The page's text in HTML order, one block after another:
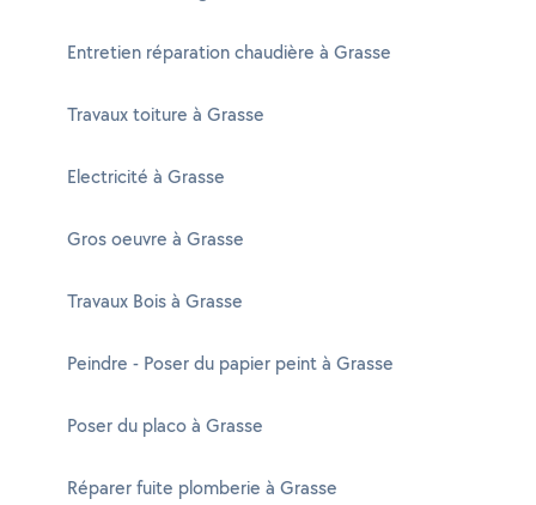
Entretien réparation chaudière à Grasse
Travaux toiture à Grasse
Electricité à Grasse
Gros oeuvre à Grasse
Travaux Bois à Grasse
Peindre - Poser du papier peint à Grasse
Poser du placo à Grasse
Réparer fuite plomberie à Grasse